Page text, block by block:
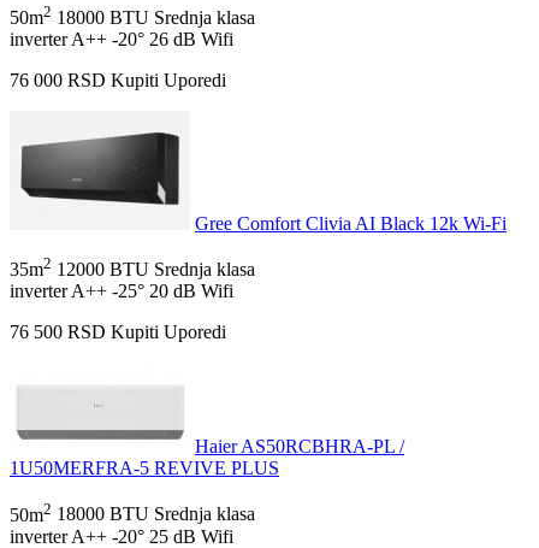
50m2 18000 BTU Srednja klasa
inverter A++ -20° 26 dB Wifi
76 000 RSD Kupiti Uporedi
Gree Comfort Clivia AI Black 12k Wi-Fi
35m2 12000 BTU Srednja klasa
inverter A++ -25° 20 dB Wifi
76 500 RSD Kupiti Uporedi
Haier AS50RCBHRA-PL /
1U50MERFRA-5 REVIVE PLUS
50m2 18000 BTU Srednja klasa
inverter A++ -20° 25 dB Wifi